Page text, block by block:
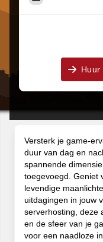
Huur
Versterk je game-
duur van dag en
spannende
toegevoegd. Geniet
levendige
uitdagingen in jouw
serverhosting, deze
en de sfeer van je
voor een naadloze